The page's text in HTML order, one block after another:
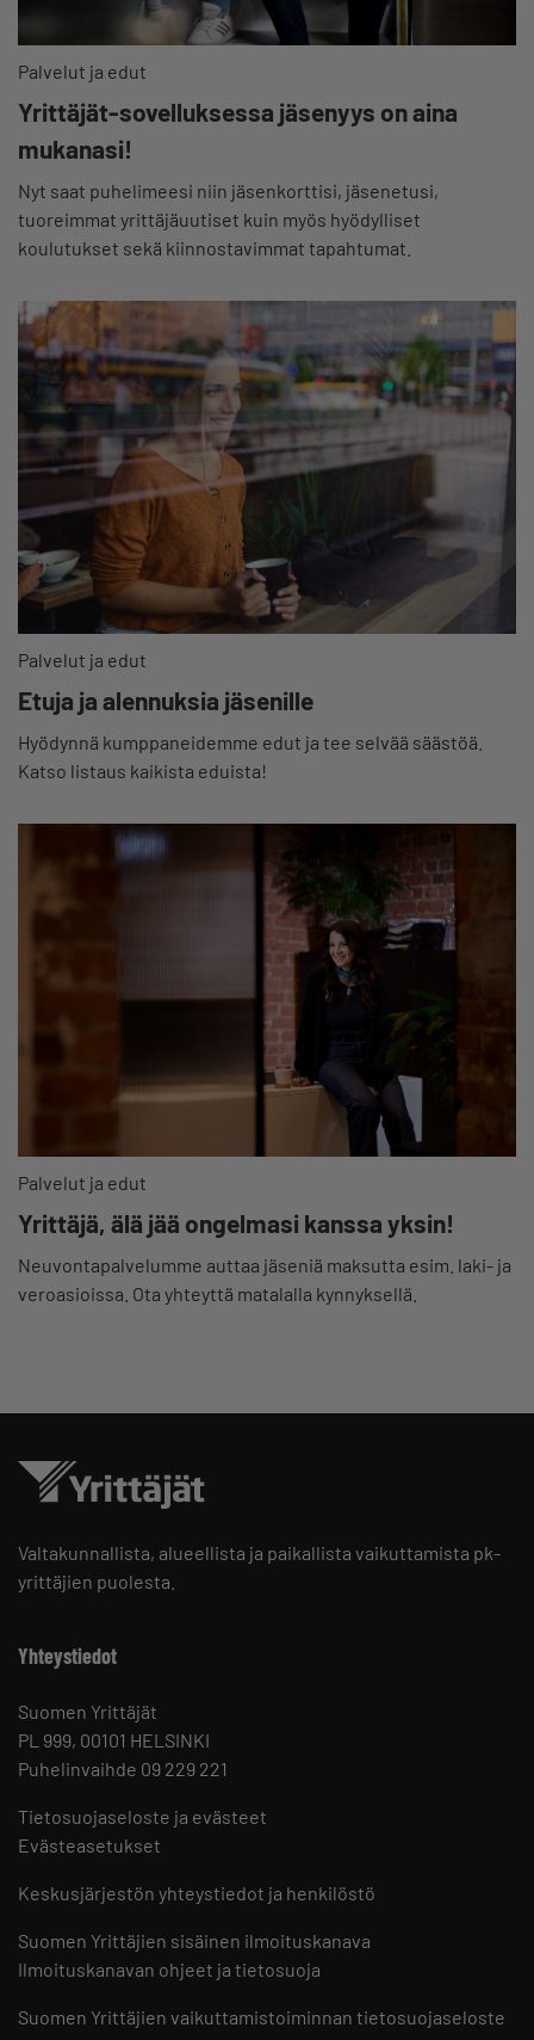
Palvelut ja edut
Yrittäjät-sovelluksessa jäsenyys on aina
mukanasi!
Nyt saat puhelimeesi niin jäsenkorttisi, jäsenetusi,
tuoreimmat yrittäjäuutiset kuin myös hyödylliset
koulutukset sekä kiinnostavimmat tapahtumat.
Palvelut ja edut
Etuja ja alennuksia jäsenille
Hyödynnä kumppaneidemme edut ja tee selvää säästöä.
Katso listaus kaikista eduista!
Palvelut ja edut
Yrittäjä, älä jää ongelmasi kanssa yksin!
Neuvontapalvelumme auttaa jäseniä maksutta esim. laki- ja
veroasioissa. Ota yhteyttä matalalla kynnyksellä.
Valtakunnallista, alueellista ja paikallista vaikuttamista pk-
yrittäjien puolesta.
Yhteystiedot
Suomen Yrittäjät
PL 999, 00101 HELSINKI
Puhelinvaihde 09 229 221
Tietosuojaseloste ja evästeet
Evästeasetukset
Keskusjärjestön yhteystiedot ja henkilöstö
Suomen Yrittäjien sisäinen ilmoituskanava
Ilmoituskanavan ohjeet ja tietosuoja
Suomen Yrittäjien vaikuttamistoiminnan tietosuojaseloste